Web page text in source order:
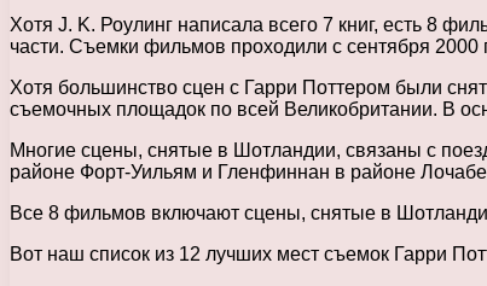
Хотя J. K. Роулинг написала всего 7 книг, есть 8
части. Съемки фильмов проходили с сентября 2000
Хотя большинство сцен с Гарри Поттером были
съемочных площадок по всей Великобритании. В
Многие сцены, снятые в Шотландии, связаны с
районе Форт-Уильям и Гленфиннан в районе
Все 8 фильмов включают сцены, снятые в
Вот наш список из 12 лучших мест съемок Гарри